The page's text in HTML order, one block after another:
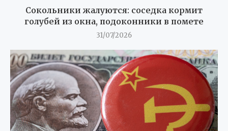
Сокольники жалуются: соседка кормит
голубей из окна, подоконники в помете
31/07/2026